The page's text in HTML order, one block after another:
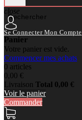
Rechercher
close
Se Connecter Mon Compte
Panier
Votre panier est vide.
Commencer mes achats
0 articles
0,00 €
Livraison Total 0,00 €
Voir le panier
Commander